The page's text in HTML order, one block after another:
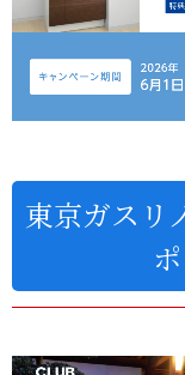
東京ガスリ